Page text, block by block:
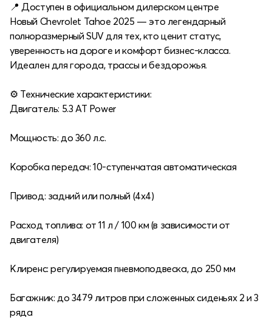
📍 Доступен в официальном дилерском центре
Новый Chevrolet Tahoe 2025 — это легендарный
полноразмерный SUV для тех, кто ценит статус,
уверенность на дороге и комфорт бизнес-класса.
Идеален для города, трассы и бездорожья.
⚙️ Технические характеристики:
Двигатель: 5.3 AT Power
Мощность: до 360 л.с.
Коробка передач: 10-ступенчатая автоматическая
Привод: задний или полный (4x4)
Расход топлива: от 11 л / 100 км (в зависимости от
двигателя)
Клиренс: регулируемая пневмоподвеска, до 250 мм
Багажник: до 3479 литров при сложенных сиденьях 2 и 3
ряда